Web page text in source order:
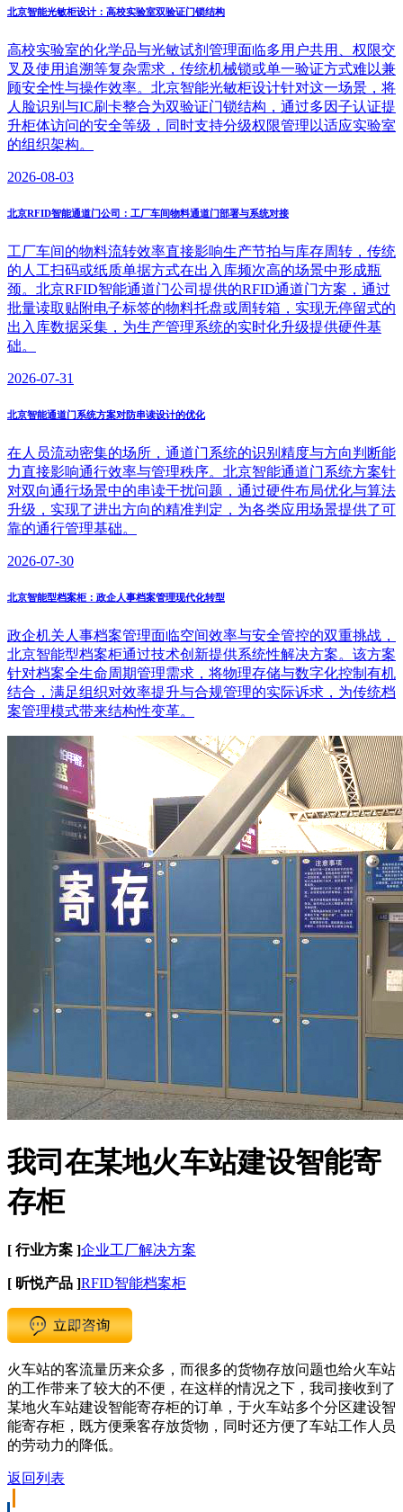
北京智能光敏柜设计：高校实验室双验证门锁结构
高校实验室的化学品与光敏试剂管理面临多用户共用、权限交
叉及使用追溯等复杂需求，传统机械锁或单一验证方式难以兼
顾安全性与操作效率。北京智能光敏柜设计针对这一场景，将
人脸识别与IC刷卡整合为双验证门锁结构，通过多因子认证提
升柜体访问的安全等级，同时支持分级权限管理以适应实验室
的组织架构。
2026-08-03
北京RFID智能通道门公司：工厂车间物料通道门部署与系统对接
工厂车间的物料流转效率直接影响生产节拍与库存周转，传统
的人工扫码或纸质单据方式在出入库频次高的场景中形成瓶
颈。北京RFID智能通道门公司提供的RFID通道门方案，通过
批量读取贴附电子标签的物料托盘或周转箱，实现无停留式的
出入库数据采集，为生产管理系统的实时化升级提供硬件基
础。
2026-07-31
北京智能通道门系统方案对防串读设计的优化
在人员流动密集的场所，通道门系统的识别精度与方向判断能
力直接影响通行效率与管理秩序。北京智能通道门系统方案针
对双向通行场景中的串读干扰问题，通过硬件布局优化与算法
升级，实现了进出方向的精准判定，为各类应用场景提供了可
靠的通行管理基础。
2026-07-30
北京智能型档案柜：政企人事档案管理现代化转型
政企机关人事档案管理面临空间效率与安全管控的双重挑战，
北京智能型档案柜通过技术创新提供系统性解决方案。该方案
针对档案全生命周期管理需求，将物理存储与数字化控制有机
结合，满足组织对效率提升与合规管理的实际诉求，为传统档
案管理模式带来结构性变革。
我司在某地火车站建设智能寄
存柜
[ 行业方案 ]企业工厂解决方案
[ 昕悦产品 ]RFID智能档案柜
火车站的客流量历来众多，而很多的货物存放问题也给火车站
的工作带来了较大的不便，在这样的情况之下，我司接收到了
某地火车站建设智能寄存柜的订单，于火车站多个分区建设智
能寄存柜，既方便乘客存放货物，同时还方便了车站工作人员
的劳动力的降低。
返回列表